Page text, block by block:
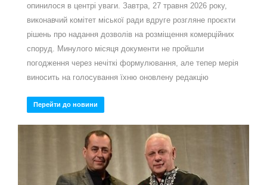
опинилося в центрі уваги. Завтра, 27 травня 2026 року,
виконавчий комітет міської ради вдруге розгляне проєкти
рішень про надання дозволів на розміщення комерційних
споруд. Минулого місяця документи не пройшли
погодження через нечіткі формулювання, але тепер мерія
виносить на голосування їхню оновлену редакцію
Перейти до новини